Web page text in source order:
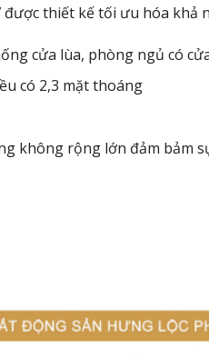
được thiết kế tối ưu hóa
cửa lùa, phòng ngủ có
có 2,3 mặt thoáng
không rộng lớn đảm bảm